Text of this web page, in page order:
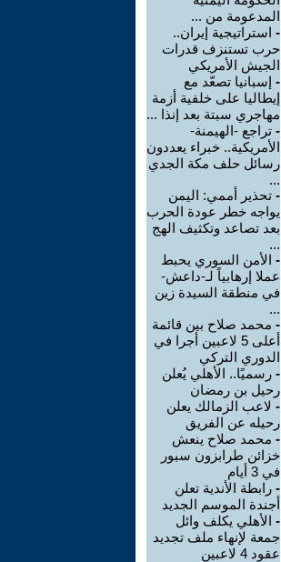
المدعومة من ...
- استراتيجية إيران..
حرب تستنزف قدرات
الجيش الأمريكي
- إسبانيا تصعّد مع
إيطاليا على خلفية أزمة
مهاجري سبتة بعد إنذا ...
- تراجع -الهيمنة-
الأمريكية.. خبراء يعددون
رسائل حلف مكة الجدي
...
- تحذير أممي: اليمن
يواجه خطر عودة الحرب
بعد تصاعد وتكثيف الهج
...
- الأمن السوري يحبط
عملا إرهابياً لـ-داعش-
في منطقة السيدة زين
...
- محمد صلاح بين قائمة
أعلى 5 لاعبين أجرا في
الدوري التركي
- رسميًا.. الأهلي يُعلن
رحيل بن رمضان
- لاعب الزمالك يعلن
رحيله عن الفريق
- محمد صلاح ينعش
خزائن طرابزون سبور
في 3 أيام
- رابطة الأندية تعلن
أجندة الموسم الجديد
- الأهلي يكلف وائل
جمعة لإنهاء ملف تجديد
عقود 4 لاعبين